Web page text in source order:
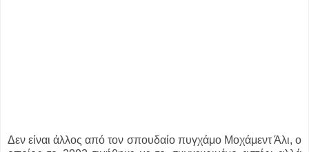
Δεν είναι άλλος από τον σπουδαίο πυγχάμο Μοχάμεντ Άλι, ο